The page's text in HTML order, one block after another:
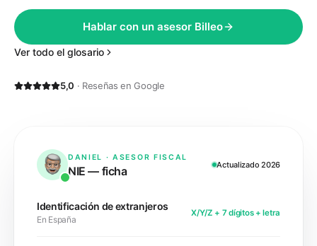
Hablar con un asesor Billeo
Ver todo el glosario
5,0 · Reseñas en Google
DANIEL · ASESOR FISCAL
NIE — ficha Actualizado 2026
Identificación de extranjeros
En España
X/Y/Z + 7 dígitos + letra